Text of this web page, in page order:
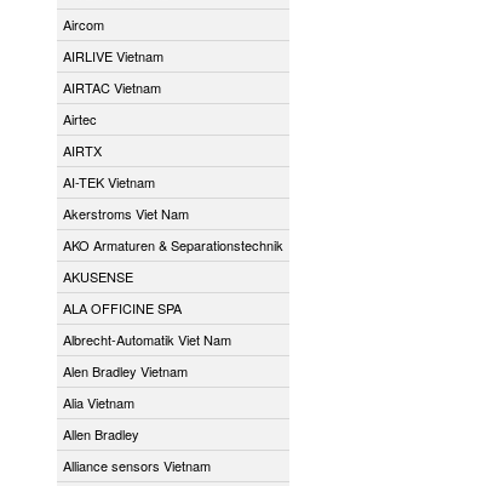
Aircom
AIRLIVE Vietnam
AIRTAC Vietnam
Airtec
AIRTX
AI-TEK Vietnam
Akerstroms Viet Nam
AKO Armaturen & Separationstechnik
AKUSENSE
ALA OFFICINE SPA
Albrecht-Automatik Viet Nam
Alen Bradley Vietnam
Alia Vietnam
Allen Bradley
Alliance sensors Vietnam